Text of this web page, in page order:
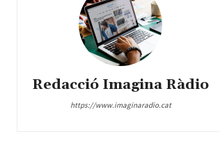
Redacció Imagina Ràdio
https://www.imaginaradio.cat